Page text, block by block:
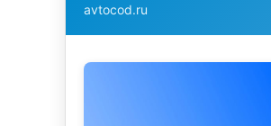
avtocod.ru